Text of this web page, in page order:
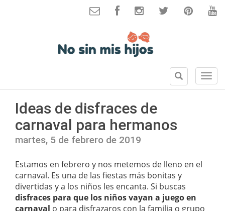
S
e
B
u
a
r
Ideas de disfraces de
carnaval para hermanos
martes, 5 de febrero de 2019
Estamos en febrero y nos metemos de lleno en el
carnaval. Es una de las fiestas más bonitas y
divertidas y a los niños les encanta. Si buscas
disfraces para que los niños vayan a juego en
carnaval o para disfrazaros con la familia o grupo